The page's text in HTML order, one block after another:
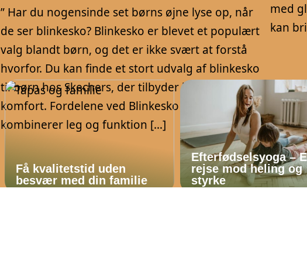
” Har du nogensinde set børns øjne lyse op, når
de ser blinkesko? Blinkesko er blevet et populært
valg blandt børn, og det er ikke svært at forstå
hvorfor. Du kan finde et stort udvalg af blinkesko
til børn hos Skechers, der tilbyder både stil og
komfort. Fordelene ved Blinkesko Blinkesko
kombinerer leg og funktion […]
med
kan
Få kvalitetstid uden
besvær med din familie
Efterfødselsyoga –
rejse mod heling og
styrke